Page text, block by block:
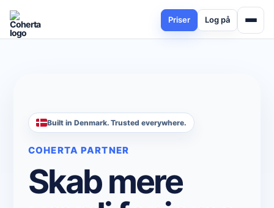
Priser Log på
Built in Denmark. Trusted everywhere.
COHERTA PARTNER
Skab mere